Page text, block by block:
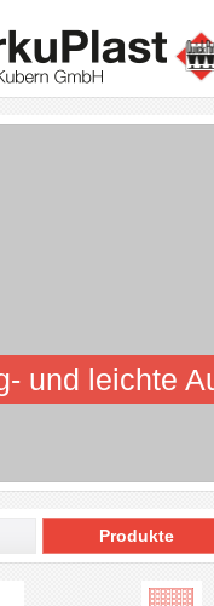
und leichte
Produkte